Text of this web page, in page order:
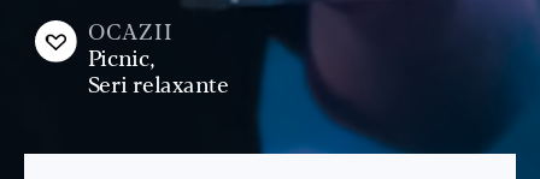
OCAZII
Picnic,
Seri relaxante